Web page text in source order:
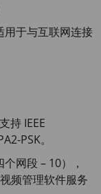
用于与互联网连接
持 IEEE
PSK。
网段 – 10），
频管理软件服务